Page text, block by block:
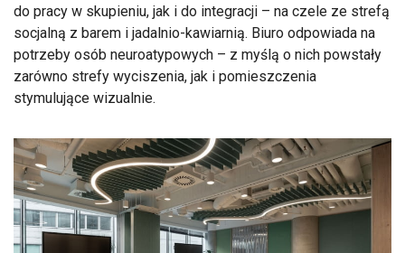
do pracy w skupieniu, jak i do integracji – na czele ze strefą
socjalną z barem i jadalnio-kawiarnią. Biuro odpowiada na
potrzeby osób neuroatypowych – z myślą o nich powstały
zarówno strefy wyciszenia, jak i pomieszczenia
stymulujące wizualnie.